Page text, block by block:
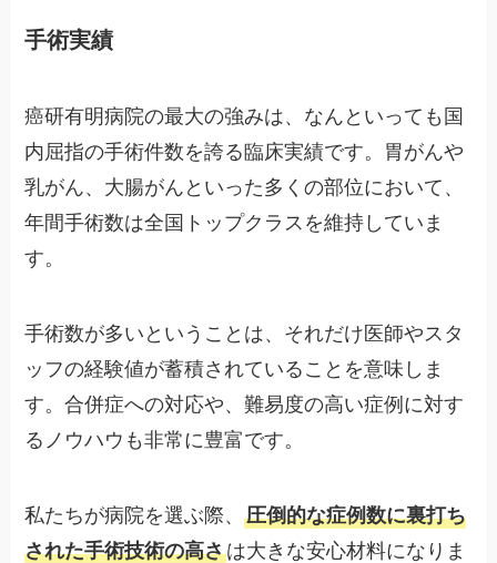
手術実績
癌研有明病院の最大の強みは、なんといっても国
内屈指の手術件数を誇る臨床実績です。胃がんや
乳がん、大腸がんといった多くの部位において、
年間手術数は全国トップクラスを維持していま
す。
手術数が多いということは、それだけ医師やスタ
ッフの経験値が蓄積されていることを意味しま
す。合併症への対応や、難易度の高い症例に対す
るノウハウも非常に豊富です。
私たちが病院を選ぶ際、圧倒的な症例数に裏打ち
された手術技術の高さは大きな安心材料になりま